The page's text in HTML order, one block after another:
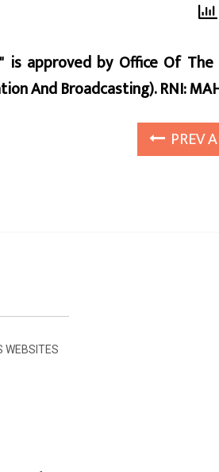
is approved by Office Of
And Broadcasting). RNI:
PREV
WEBSITES